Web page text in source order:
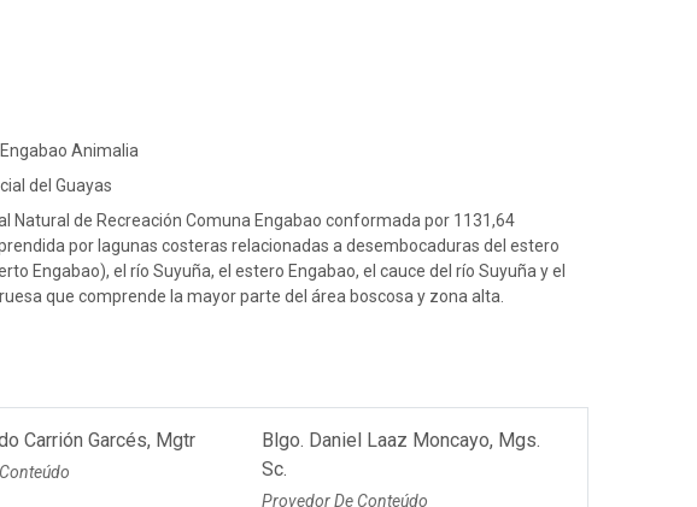
Animalia
del Guayas
Natural de Recreación Comuna Engabao conformada por 1131,64
por lagunas costeras relacionadas a desembocaduras del estero
Engabao), el río Suyuña, el estero Engabao, el cauce del río Suyuña y el
que comprende la mayor parte del área boscosa y zona alta.
Carrión Garcés, Mgtr
Blgo. Daniel Laaz Moncayo, Mgs.
Sc.
Provedor De Conteúdo